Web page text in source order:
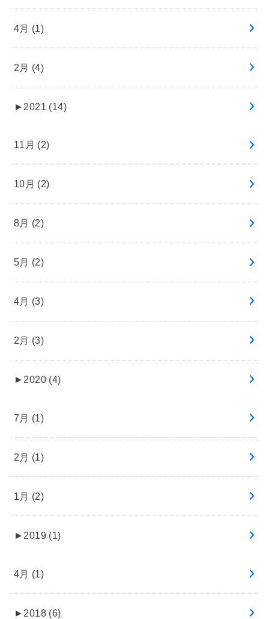
4月 (1)
2月 (4)
► 2021 (14)
11月 (2)
10月 (2)
8月 (2)
5月 (2)
4月 (3)
2月 (3)
► 2020 (4)
7月 (1)
2月 (1)
1月 (2)
► 2019 (1)
4月 (1)
► 2018 (6)